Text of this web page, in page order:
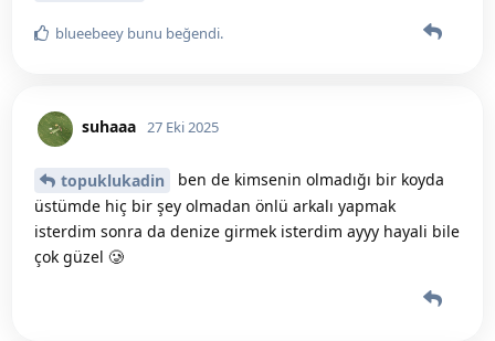
blueebeey bunu beğendi.
suhaaa 27 Eki 2025
topuklukadin
ben de kimsenin olmadığı bir koyda
üstümde hiç bir şey olmadan önlü arkalı yapmak
isterdim sonra da denize girmek isterdim ayyy hayali bile
çok güzel 🥲